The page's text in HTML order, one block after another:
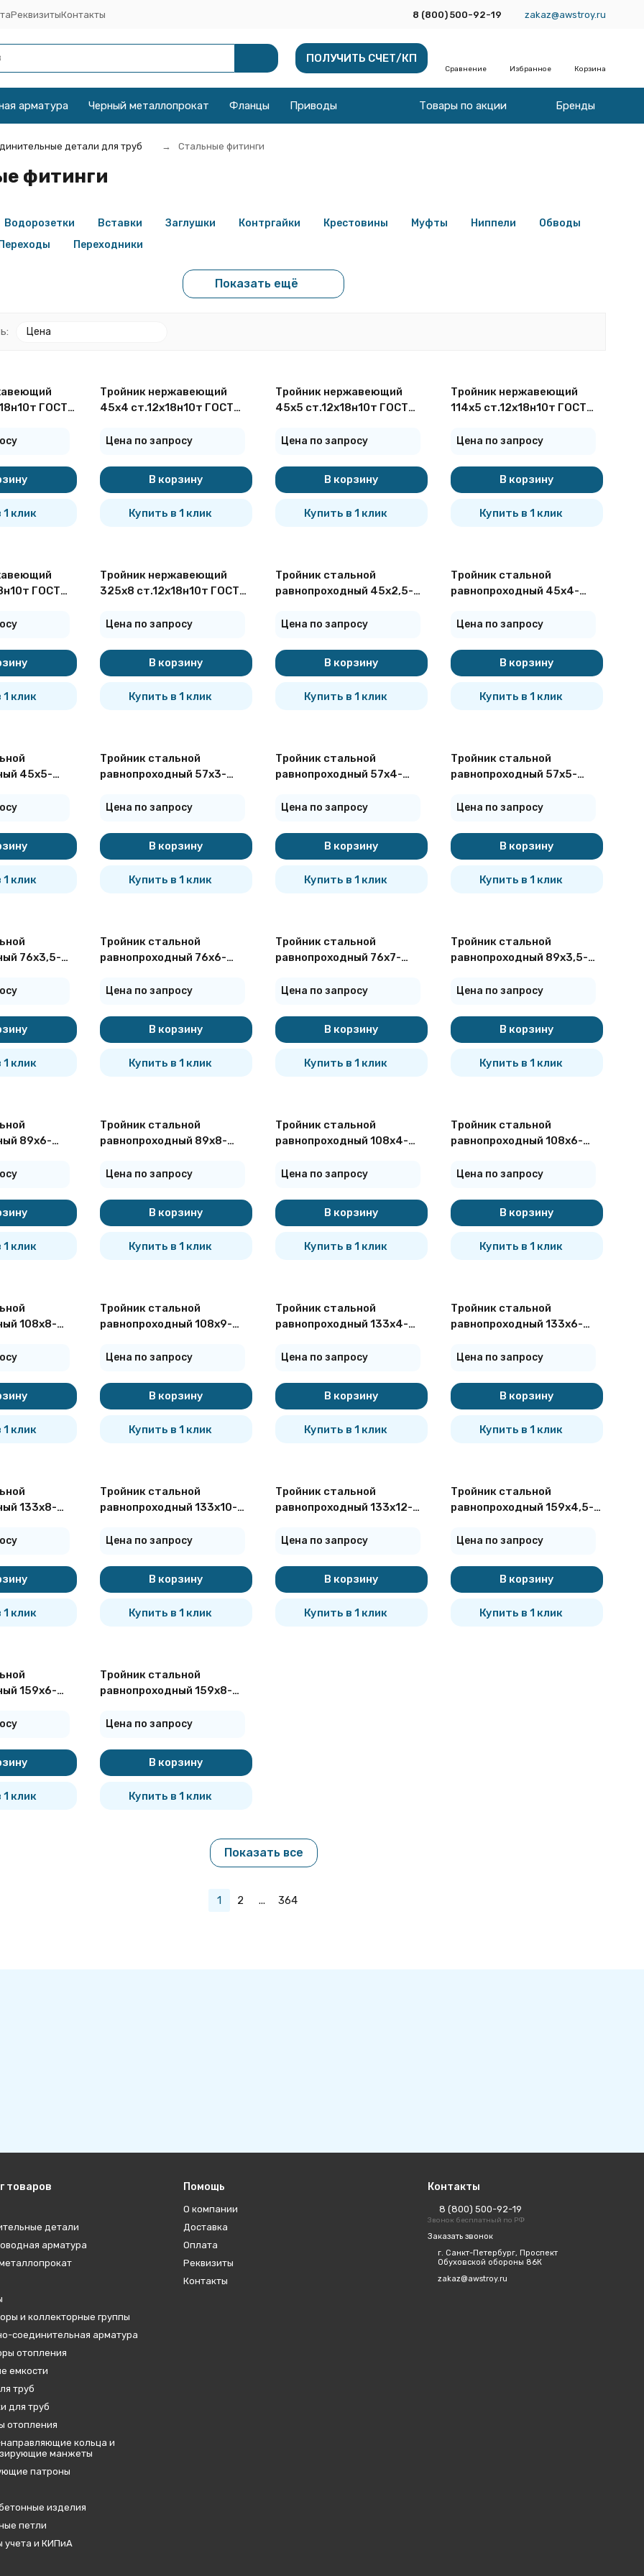
РеквизитыКонтакты 8 (800) 500-92-19 zakaz@awstroy.ru
ПОЛУЧИТЬ СЧЕТ/КП
Сравнение Избранное Корзина
арматура Черный металлопрокат Фланцы Приводы Товары по акции Бренды
детали для труб Стальные фитинги
фитинги
Водорозетки Вставки Заглушки Контргайки Крестовины Муфты Ниппели
Обводы
Переходы Переходники
Показать ещё
Цена
покупателей
ГОСТ
1 клик
Тройник нержавеющий
45х4 ст.12х18н10т ГОСТ
Цена по запросу
В корзину
Купить в 1 клик
Тройник нержавеющий
45х5 ст.12х18н10т ГОСТ
Цена по запросу
В корзину
Купить в 1 клик
Тройник нержавеющий
114х5 ст.12х18н10т ГОСТ
Цена по запросу
В корзину
Купить в 1 клик
ГОСТ
1 клик
Тройник нержавеющий
325х8 ст.12х18н10т ГОСТ
Цена по запросу
В корзину
Купить в 1 клик
Тройник стальной
равнопроходный 45х2,5-
Цена по запросу
В корзину
Купить в 1 клик
Тройник стальной
равнопроходный 45х4-
Цена по запросу
В корзину
Купить в 1 клик
45х5-
1 клик
Тройник стальной
равнопроходный 57х3-
Цена по запросу
В корзину
Купить в 1 клик
Тройник стальной
равнопроходный 57х4-
Цена по запросу
В корзину
Купить в 1 клик
Тройник стальной
равнопроходный 57х5-
Цена по запросу
В корзину
Купить в 1 клик
76х3,5-
1 клик
Тройник стальной
равнопроходный 76х6-
Цена по запросу
В корзину
Купить в 1 клик
Тройник стальной
равнопроходный 76х7-
Цена по запросу
В корзину
Купить в 1 клик
Тройник стальной
равнопроходный 89х3,5-
Цена по запросу
В корзину
Купить в 1 клик
89х6-
1 клик
Тройник стальной
равнопроходный 89х8-
Цена по запросу
В корзину
Купить в 1 клик
Тройник стальной
равнопроходный 108х4-
Цена по запросу
В корзину
Купить в 1 клик
Тройник стальной
равнопроходный 108х6-
Цена по запросу
В корзину
Купить в 1 клик
108х8-
1 клик
Тройник стальной
равнопроходный 108х9-
Цена по запросу
В корзину
Купить в 1 клик
Тройник стальной
равнопроходный 133х4-
Цена по запросу
В корзину
Купить в 1 клик
Тройник стальной
равнопроходный 133х6-
Цена по запросу
В корзину
Купить в 1 клик
133х8-
1 клик
Тройник стальной
равнопроходный 133х10-
Цена по запросу
В корзину
Купить в 1 клик
Тройник стальной
равнопроходный 133х12-
Цена по запросу
В корзину
Купить в 1 клик
Тройник стальной
равнопроходный 159х4,5-
Цена по запросу
В корзину
Купить в 1 клик
159х6-
1 клик
Тройник стальной
равнопроходный 159х8-
Цена по запросу
В корзину
Купить в 1 клик
Показать все
1 2 ... 364
товаров
детали
арматура
и коллекторные группы
соединительная арматура
отопления
емкости
труб
для труб
отопления
кольца и
манжеты
патроны
изделия
петли
учета и КИПиА
Помощь
О компании
Доставка
Оплата
Реквизиты
Контакты
Контакты
8 (800) 500-92-19
Звонок бесплатный по РФ
Заказать звонок
г. Санкт-Петербург, Проспект
Обуховской обороны 86К
zakaz@awstroy.ru